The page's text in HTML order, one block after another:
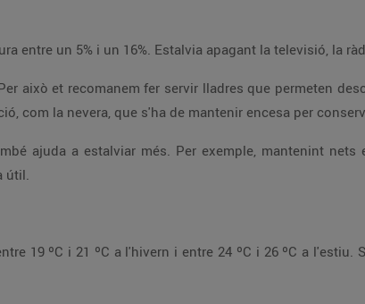
Deixar els electrodomèstics encesos
totes maneres, hi ha aparells que poden ser una excepció, com la nevera, que s'ha de
útil.